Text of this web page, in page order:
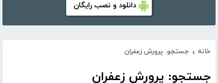
دانلود و نصب رایگان
خانه › جستجو: پرورش زعفران
جستجو: پرورش زعفران